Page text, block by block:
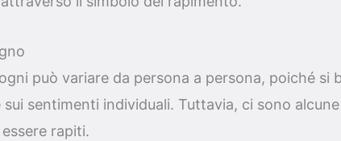
può variare da persona a persona, poiché si
sui sentimenti individuali. Tuttavia, ci sono
rapiti.